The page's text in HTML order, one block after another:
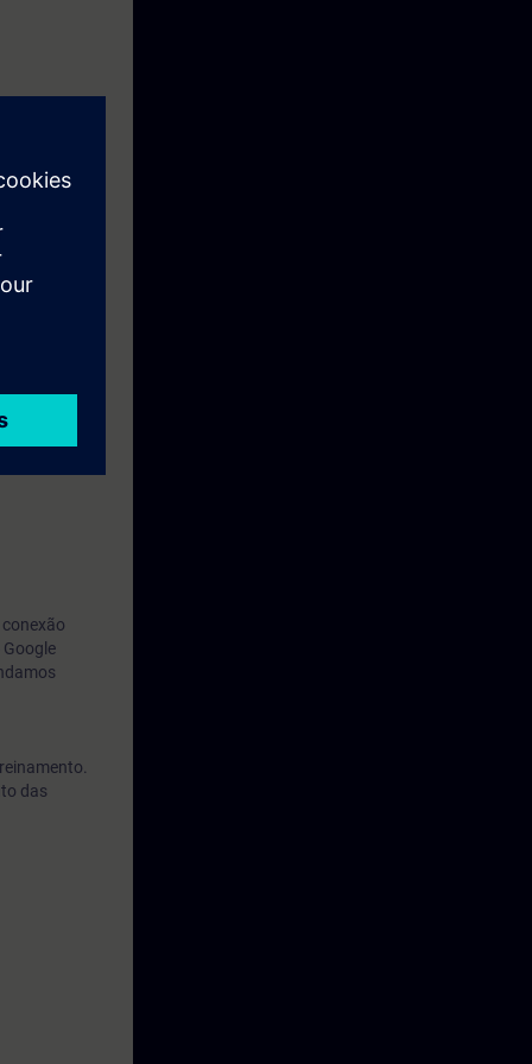
Unified
nosso
UWCCM),
Unified
próprios
das